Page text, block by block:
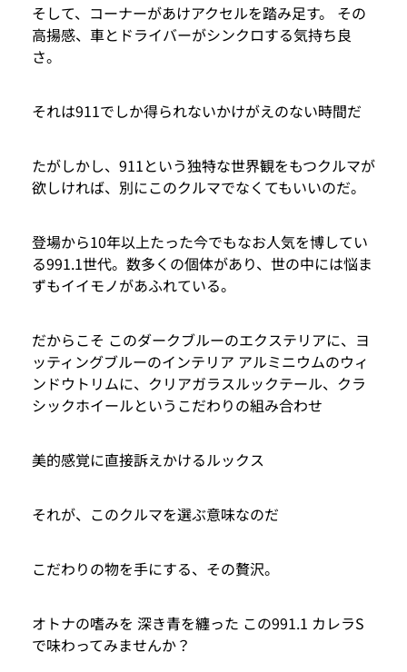
そして、コーナーがあけアクセルを踏み足す。 その
高揚感、車とドライバーがシンクロする気持ち良
さ。
それは911でしか得られないかけがえのない時間だ
たがしかし、911という独特な世界観をもつクルマが
欲しければ、別にこのクルマでなくてもいいのだ。
登場から10年以上たった今でもなお人気を博してい
る991.1世代。数多くの個体があり、世の中には悩ま
ずもイイモノがあふれている。
だからこそ このダークブルーのエクステリアに、ヨ
ッティングブルーのインテリア アルミニウムのウィ
ンドウトリムに、クリアガラスルックテール、クラ
シックホイールというこだわりの組み合わせ
美的感覚に直接訴えかけるルックス
それが、このクルマを選ぶ意味なのだ
こだわりの物を手にする、その贅沢。
オトナの嗜みを 深き青を纏った この991.1 カレラS
で味わってみませんか？